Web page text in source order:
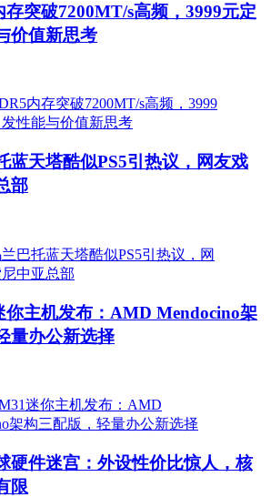
存突破7200MT/s高频，3999元定
价值新思考
蓝天塔酷似PS5引热议，网友戏
部
你主机发布：AMD Mendocino架
量办公新选择
硬件迷宫：外设性价比惊人，核
限